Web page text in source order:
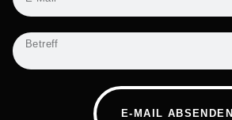
E-MAIL ABSENDEN